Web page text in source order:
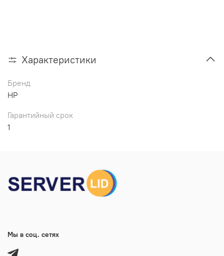
Характеристики
Бренд
HP
Гарантийный срок
1
Мы в соц. сетях